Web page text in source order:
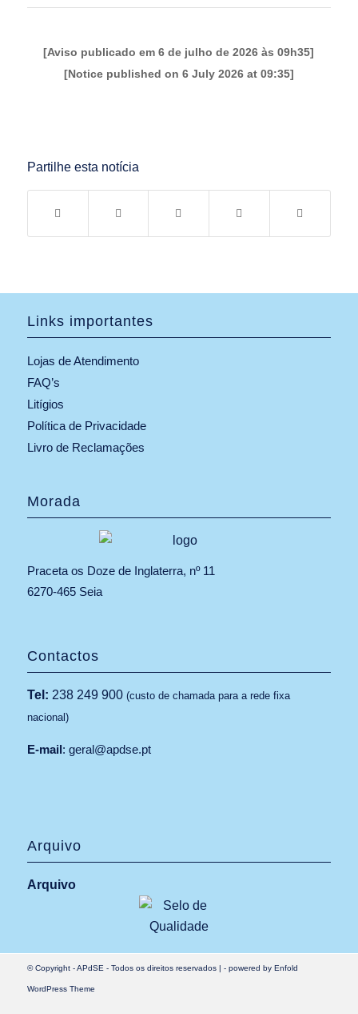
[Aviso publicado em 6 de julho de 2026 às 09h35]
[Notice published on 6 July 2026 at 09:35]
Partilhe esta notícia
Links importantes
Lojas de Atendimento
FAQ’s
Litígios
Política de Privacidade
Livro de Reclamações
Morada
Praceta os Doze de Inglaterra, nº 11
6270-465 Seia
Contactos
Tel: 238 249 900(custo de chamada para a rede fixa
nacional)
E-mail: geral@apdse.pt
Arquivo
Arquivo
© Copyright -APdSE - Todos os direitos reservados | - powered by Enfold
WordPress Theme